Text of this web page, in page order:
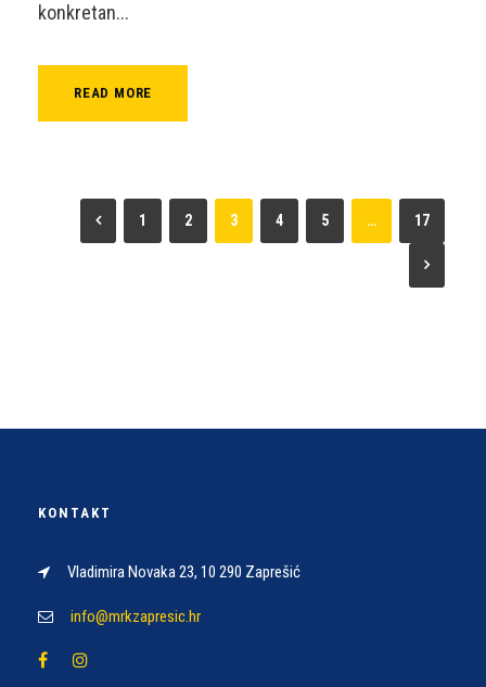
konkretan...
READ MORE
1 2 3 4 5 … 17
KONTAKT
Vladimira Novaka 23, 10 290 Zaprešić
info@mrkzapresic.hr